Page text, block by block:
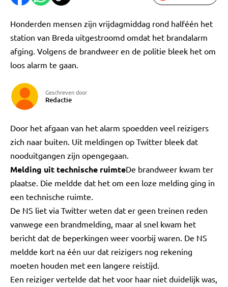
Honderden mensen zijn vrijdagmiddag rond halféén het
station van Breda uitgestroomd omdat het brandalarm
afging. Volgens de brandweer en de politie bleek het om
loos alarm te gaan.
Geschreven door
Redactie
Door het afgaan van het alarm spoedden veel reizigers
zich naar buiten. Uit meldingen op Twitter bleek dat
nooduitgangen zijn opengegaan.
Melding uit technische ruimteDe brandweer kwam ter
plaatse. Die meldde dat het om een loze melding ging in
een technische ruimte.
De NS liet via Twitter weten dat er geen treinen reden
vanwege een brandmelding, maar al snel kwam het
bericht dat de beperkingen weer voorbij waren. De NS
meldde kort na één uur dat reizigers nog rekening
moeten houden met een langere reistijd.
Een reiziger vertelde dat het voor haar niet duidelijk was,